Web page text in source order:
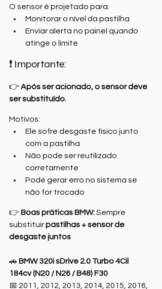
O sensor é projetado para:
Monitorar o nível da pastilha
Enviar alerta no painel quando
atinge o limite
❗ Importante:
👉 Após ser acionado, o sensor deve
ser substituído.
Motivos:
Ele sofre desgaste físico junto
com a pastilha
Não pode ser reutilizado
corretamente
Pode gerar erro no sistema se
não for trocado
👉 Boas práticas BMW: Sempre
substituir pastilhas + sensor de
desgaste juntos
🚗 BMW 320i sDrive 2.0 Turbo 4Cil
184cv (N20 / N26 / B48) F30
📅 2011, 2012, 2013, 2014, 2015, 2016,